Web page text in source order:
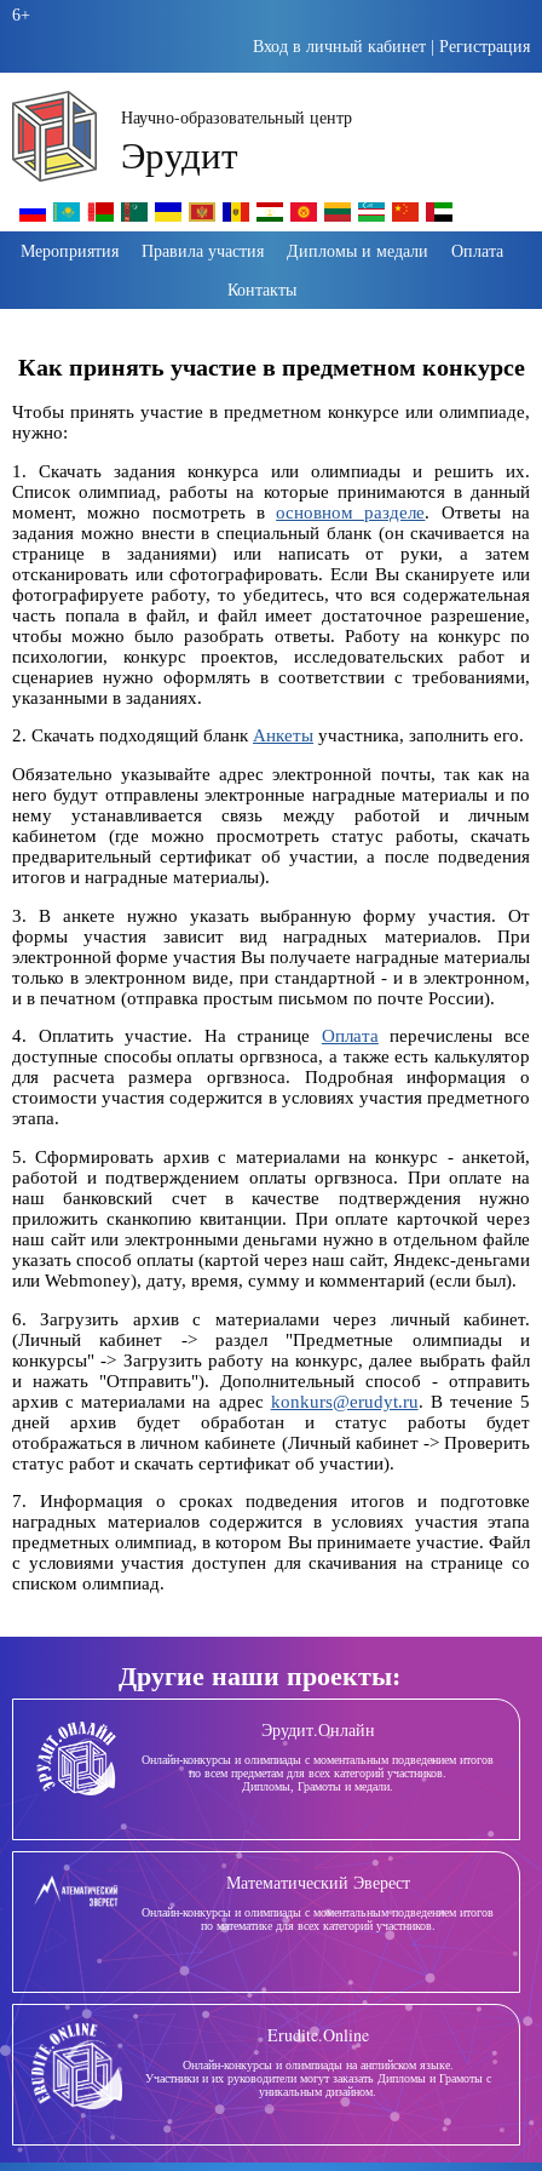
6+
Вход в личный кабинет
Регистрация
Научно-образовательный центр
Эрудит
Пропустить
навигацию
Мероприятия Правила участия Дипломы и медали
Оплата
Контакты
Как принять участие в предметном конкурсе
Чтобы принять участие в предметном конкурсе или олимпиаде,
нужно:
1. Скачать задания конкурса или олимпиады и решить их.
Список олимпиад, работы на которые принимаются в данный
момент, можно посмотреть восновном разделе. Ответы на
задания можно внести в специальный бланк (он скачивается на
странице в заданиями) или написать от руки, а затем
отсканировать или сфотографировать. Если Вы сканируете или
фотографируете работу, то убедитесь, что вся содержательная
часть попала в файл, и файл имеет достаточное разрешение,
чтобы можно было разобрать ответы. Работу на конкурс по
психологии, конкурс проектов, исследовательских работ и
сценариев нужно оформлять в соответствии с требованиями,
указанными в заданиях.
2. Скачать подходящий бланкАнкеты участника, заполнить его.
Обязательно указывайте адрес электронной почты, так как на
него будут отправлены электронные наградные материалы и по
нему устанавливается связь между работой и личным
кабинетом (где можно просмотреть статус работы, скачать
предварительный сертификат об участии, а после подведения
итогов и наградные материалы).
3. В анкете нужно указать выбранную форму участия. От
формы участия зависит вид наградных материалов. При
электронной форме участия Вы получаете наградные материалы
только в электронном виде, при стандартной - и в электронном,
и в печатном (отправка простым письмом по почте России).
4. Оплатить участие. На странице Оплатаперечислены все
доступные способы оплаты оргвзноса, а также есть калькулятор
для расчета размера оргвзноса. Подробная информация о
стоимости участия содержится в условиях участия предметного
этапа.
5. Сформировать архив с материалами на конкурс - анкетой,
работой и подтверждением оплаты оргвзноса. При оплате на
наш банковский счет в качестве подтверждения нужно
приложить сканкопию квитанции. При оплате карточкой через
наш сайт или электронными деньгами нужно в отдельном файле
указать способ оплаты (картой через наш сайт, Яндекс-деньгами
или Webmoney), дату, время, сумму и комментарий (если был).
6. Загрузить архив с материалами через личный кабинет.
(Личный кабинет -> раздел "Предметные олимпиады и
конкурсы" -> Загрузить работу на конкурс, далее выбрать файл
и нажать "Отправить"). Дополнительный способ - отправить
архив с материалами на адрес konkurs@erudyt.ru. В течение 5
дней архив будет обработан и статус работы будет
отображаться в личном кабинете (Личный кабинет -> Проверить
статус работ и скачать сертификат об участии).
7. Информация о сроках подведения итогов и подготовке
наградных материалов содержится в условиях участия этапа
предметных олимпиад, в котором Вы принимаете участие. Файл
с условиями участия доступен для скачивания на странице со
списком олимпиад.
Другие наши проекты:
Эрудит.Онлайн
Онлайн-конкурсы и олимпиады с моментальным подведением итогов
по всем предметам для всех категорий участников.
Дипломы, Грамоты и медали.
Математический Эверест
Онлайн-конкурсы и олимпиады с моментальным подведением итогов
по математике для всех категорий участников.
Erudite.Online
Онлайн-конкурсы и олимпиады на английском языке.
Участники и их руководители могут заказать Дипломы и Грамоты с
уникальным дизайном.